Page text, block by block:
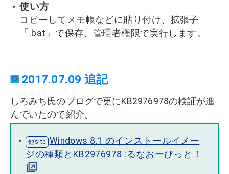
使い方
コピーしてメモ帳などに貼り付け、拡張子
「.bat」で保存、管理者権限で実行します。
2017.07.09 追記
しろみち氏のブログで更にKB2976978の検証が進
んでいたので紹介。
Windows 8.1 のインストールイメー
ジの種類とKB2976978 :るなおーびっと！